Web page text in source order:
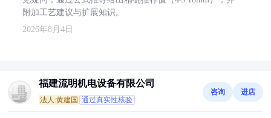
附加工艺建议与扩展知识。
2026年8月4日
福建流明机电设备有限公司
法人:黄建国 通过真实性核验
咨询 进店